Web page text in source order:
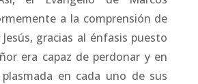
a la comprensión de
gracias al énfasis puesto
era capaz de perdonar y en
en cada uno de sus